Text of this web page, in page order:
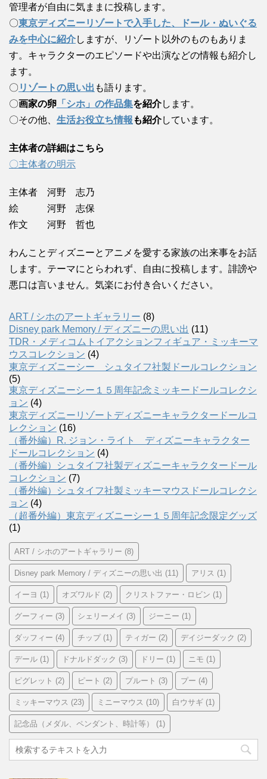
管理者が自由に気ままに投稿します。
〇東京ディズニーリゾートで入手した、ドール・ぬいぐる
みを中心に紹介しますが、リゾート以外のものもありま
す。キャラクターのエピソードや出演などの情報も紹介し
ます。
〇 リゾートの思い出 も語ります。
〇画家の卵 「シホ」の作品集を紹介します。
〇その他、 生活お役立ち情報 も紹介しています。
主体者の詳細はこちら
〇主体者の明示
主体者 河野 志乃
絵 河野 志保
作文 河野 哲也
わんことディズニーとアニメを愛する家族の出来事をお話
します。テーマにとらわれず、自由に投稿します。誹謗や
悪口は言いません。気楽にお付き合いください。
ART / シホのアートギャラリー (8)
Disney park Memory / ディズニーの思い出 (11)
TDR・メディコムトイアクションフィギュア・ミッキーマ
ウスコレクション (4)
東京ディズニーシー シュタイフ社製ドールコレクション
(5)
東京ディズニーシー１５周年記念ミッキードールコレクシ
ョン (4)
東京ディズニーリゾートディズニーキャラクタードールコ
レクション (16)
（番外編）R. ジョン・ライト ディズニーキャラクター
ドールコレクション (4)
（番外編）シュタイフ社製ディズニーキャラクタードール
コレクション (7)
（番外編）シュタイフ社製ミッキーマウスドールコレクシ
ョン (4)
（超番外編）東京ディズニーシー１５周年記念限定グッズ
(1)
ART / シホのアートギャラリー (8)
Disney park Memory / ディズニーの思い出 (11) アリス (1)
イーヨ (1) オズワルド (2) クリストファー・ロビン (1)
グーフィー (3) シェリーメイ (3) ジーニー (1)
ダッフィー (4) チップ(1) ティガー (2) デイジーダック (2)
デール (1) ドナルドダック (3) ドリー (1) ニモ (1)
ピグレット (2) ピート (2) プルート (3) プー (4)
ミッキーマウス (23) ミニーマウス (10) 白ウサギ (1)
記念品（メダル、ペンダント、時計等） (1)